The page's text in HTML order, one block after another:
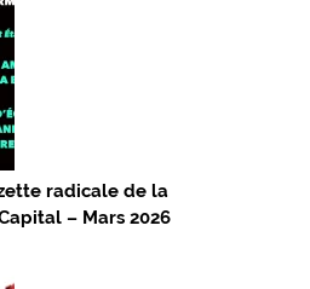
radicale de la
– Mars 2026